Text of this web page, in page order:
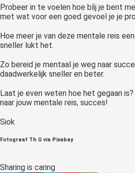
Probeer in te voelen hoe blij je bent
met wat voor een goed gevoel je je
Hoe meer je van deze mentale reis
sneller lukt het.
Zo bereid je mentaal je weg naar
daadwerkelijk sneller en beter.
Laat je even weten hoe het gegaan
naar jouw mentale reis, succes!
Siok
Fotograaf Th G via Pixabay
Sharing is caring